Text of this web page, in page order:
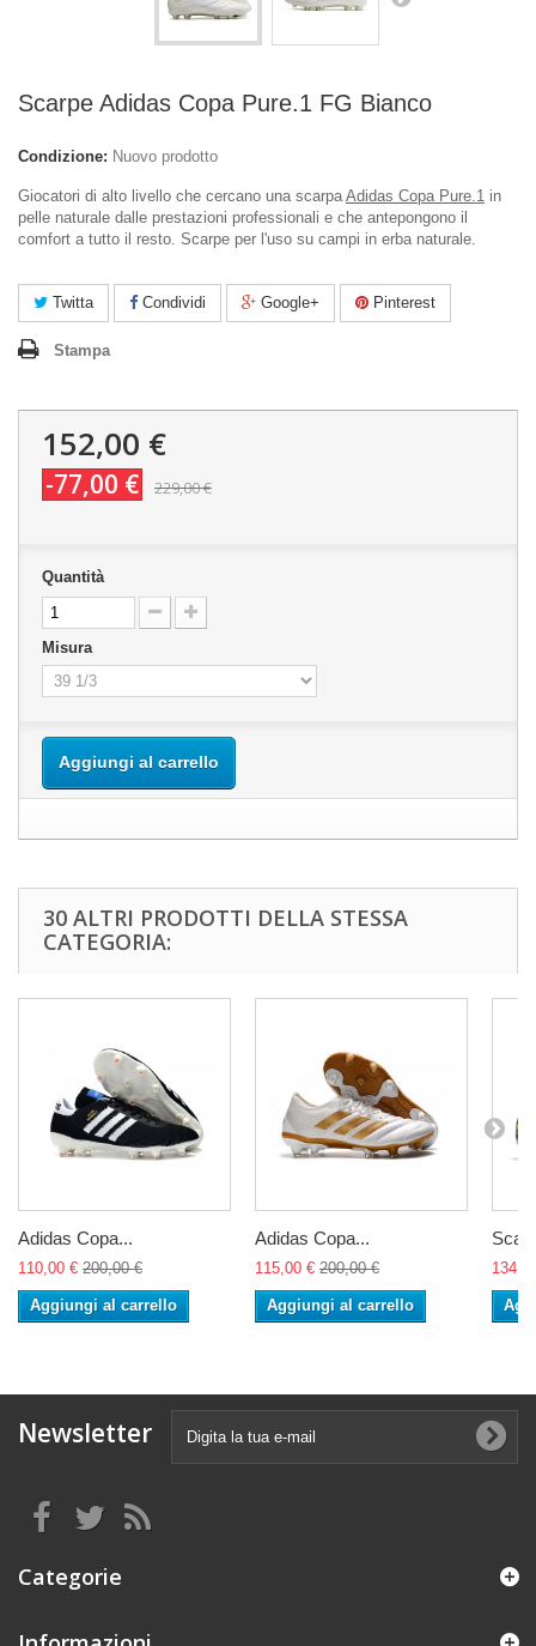
Scarpe Adidas Copa Pure.1 FG Bianco
Condizione: Nuovo prodotto
Giocatori di alto livello che cercano una scarpaAdidas Copa Pure.1 in
pelle naturale dalle prestazioni professionali e che antepongono il
comfort a tutto il resto. Scarpe per l'uso su campi in erba naturale.
Twitta Condividi Google+ Pinterest
Stampa
152,00 €
-77,00 € 229,00 €
Quantità
Misura
Aggiungi al carrello
30 ALTRI PRODOTTI DELLA STESSA
CATEGORIA:
Adidas Copa...
110,00 € 200,00 €
Aggiungi al carrello
Adidas Copa...
115,00 € 200,00 €
Aggiungi al carrello
Newsletter
Categorie